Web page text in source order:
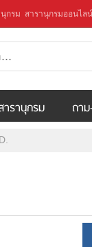
กรม สารานุกรมออนไลน์
ารานุกรม ถา